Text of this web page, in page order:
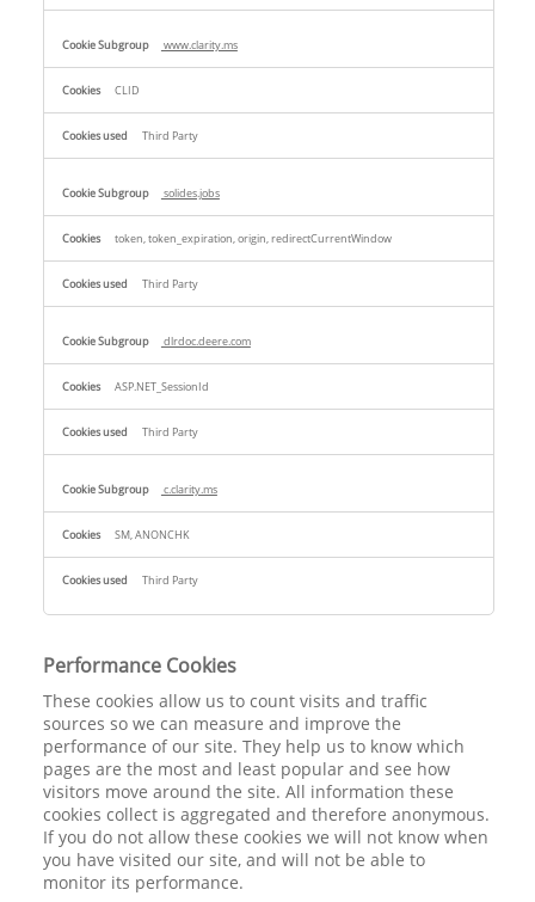
www.clarity.ms
CLID
Third Party
solides.jobs
token, token_expiration, origin, redirectCurrentWindow
Third Party
dlrdoc.deere.com
ASP.NET_SessionId
Third Party
c.clarity.ms
SM, ANONCHK
Third Party
Performance Cookies
These cookies allow us to count visits and traffic
sources so we can measure and improve the
performance of our site. They help us to know which
pages are the most and least popular and see how
visitors move around the site. All information these
cookies collect is aggregated and therefore anonymous.
If you do not allow these cookies we will not know when
you have visited our site, and will not be able to
monitor its performance.